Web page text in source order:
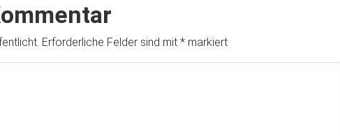
Erforderliche Felder sind mit * markiert